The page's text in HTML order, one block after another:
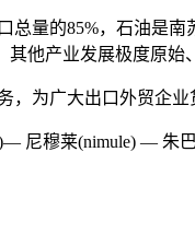
总量的85%，石油是
他产业发展极度原始
为广大出口外贸企业
尼穆莱(nimule) — 朱